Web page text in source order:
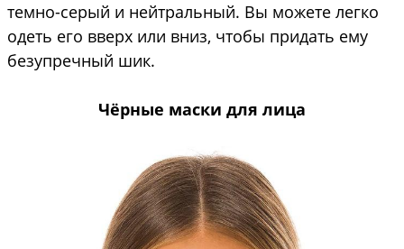
темно-серый и нейтральный. Вы можете легко
одеть его вверх или вниз, чтобы придать ему
безупречный шик.
Чёрные маски для лица